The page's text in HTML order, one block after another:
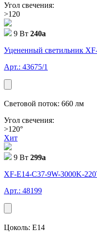
Угол свечения:
>120
9 Вт 240a
Уцененный светильник
Арт.: 43675/1
Световой поток: 660 лм
Угол свечения:
>120°
Хит
9 Вт 299a
XF-E14-C37-9W-3000K-
Арт.: 48199
Цоколь: E14